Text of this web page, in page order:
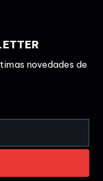
novedades de